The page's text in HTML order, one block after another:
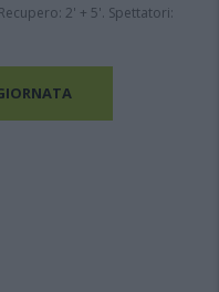
2' + 5'. Spettatori: